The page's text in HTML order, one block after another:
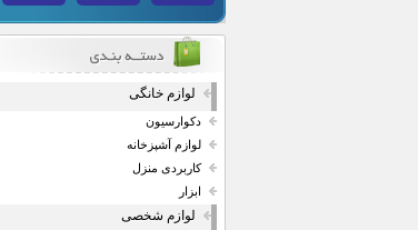
لوازم خانگی
دکوارسیون
لوازم آشپزخانه
کاربردی منزل
ابزار
لوازم شخصی